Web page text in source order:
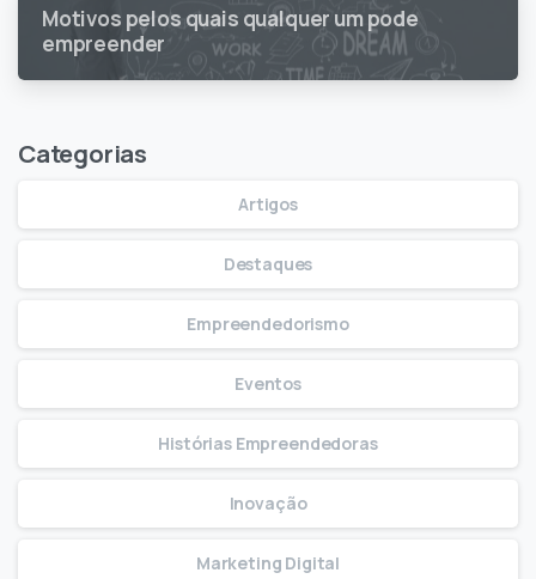
Motivos pelos quais qualquer um pode
empreender
Categorias
Artigos
Destaques
Empreendedorismo
Eventos
Histórias Empreendedoras
Inovação
Marketing Digital